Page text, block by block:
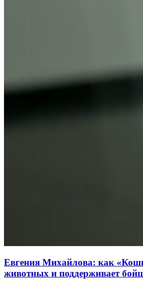
Евгения Михайлова: как
животных и поддерживает